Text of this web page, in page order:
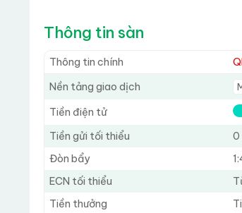
Thông tin sàn
Thông tin chính
Nền tảng giao dịch
Tiền điện tử
Tiền gửi tối thiểu
0
Đòn bẩy
ECN tối thiểu
Tiền thưởng